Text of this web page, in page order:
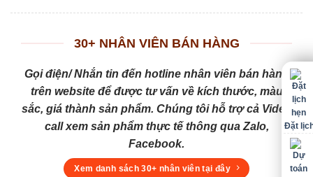
30+ NHÂN VIÊN BÁN HÀNG
Gọi điện/ Nhắn tin đến hotline nhân viên bán hàng
trên website để được tư vấn về kích thước, màu
sắc, giá thành sản phẩm. Chúng tôi hỗ trợ cả Video
call xem sản phẩm thực tế thông qua Zalo,
Facebook.
Xem danh sách 30+ nhân viên tại đây
Đặt